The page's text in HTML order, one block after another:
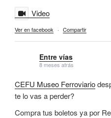
Video
Ver en facebook · Compartir
Entre vías
8 meses atrás
CEFU Museo Ferroviario
te lo vas a perder?
Compra tus boletos ya por